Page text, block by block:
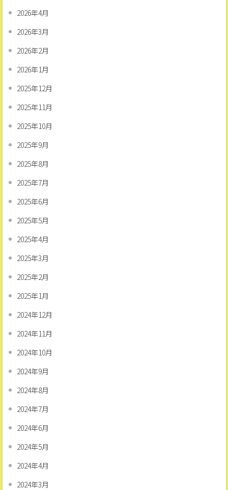
2026年4月
2026年3月
2026年2月
2026年1月
2025年12月
2025年11月
2025年10月
2025年9月
2025年8月
2025年7月
2025年6月
2025年5月
2025年4月
2025年3月
2025年2月
2025年1月
2024年12月
2024年11月
2024年10月
2024年9月
2024年8月
2024年7月
2024年6月
2024年5月
2024年4月
2024年3月